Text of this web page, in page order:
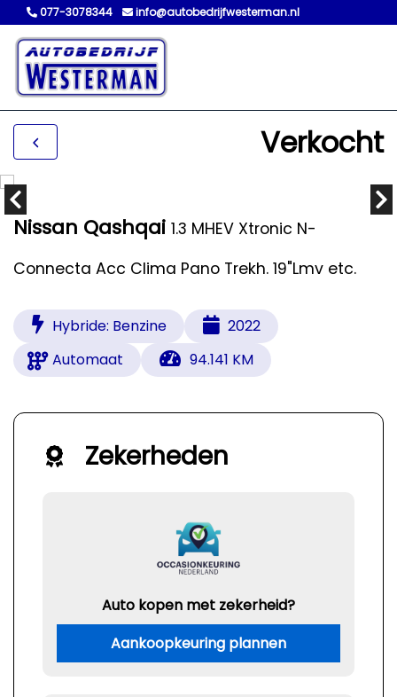
077-3078344 info@autobedrijfwesterman.nl
Verkocht
Nissan Qashqai 1.3 MHEV Xtronic N-
Connecta Acc Clima Pano Trekh. 19"Lmv etc.
Hybride: Benzine
2022
Automaat
94.141 KM
Zekerheden
Auto kopen met zekerheid?
Aankoopkeuring plannen